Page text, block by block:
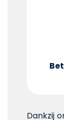
Dankzij